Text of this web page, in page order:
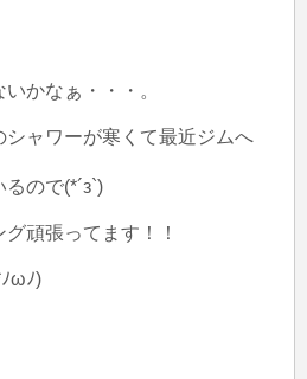
かなぁ・・・。
シャワーが寒くて最近ジムへ
ので(*´з`)
頑張ってます！！
ωﾉ)